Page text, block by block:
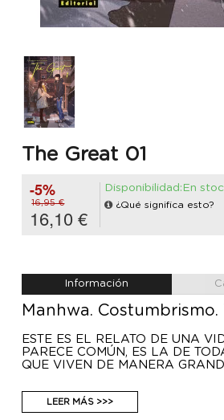
The Great 01
-5%
16,95 €
16,10 €
Disponibilidad:En
¿Qué significa esto?
Información
Manhwa. Costumbrismo.
ESTE ES EL RELATO DE UNA
PARECE COMÚN, ES LA DE
QUE VIVEN DE MANERA
El nuevo y conmovedor trabajo
Navillera, que volverá a
inconfundible trazo. Yu Bo-ra es
LEER MÁS >>>